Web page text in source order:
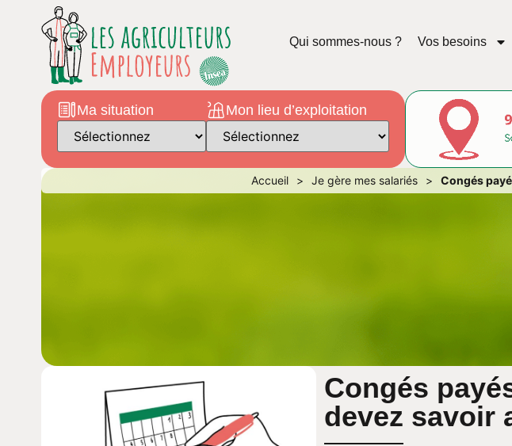
Qui sommes-nous ? Vos besoins
Ma situation Mon lieu d’exploitation
Accueil > Je gère mes salariés > Congés
Congés
devez savoir